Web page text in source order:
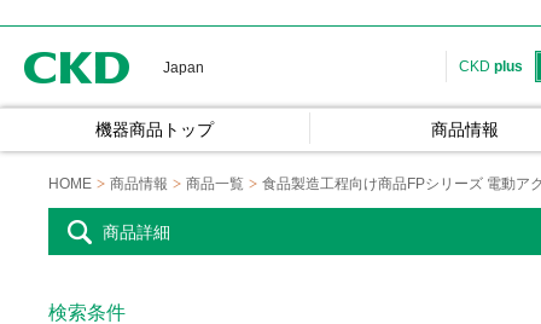
Japan CKD plus
機器商品トップ 商品情報
HOME 商品情報 商品一覧 食品製造工程向け商品FPシリーズ 電動ア
商品詳細
検索条件